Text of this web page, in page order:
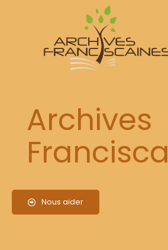
Archives
Nous aider